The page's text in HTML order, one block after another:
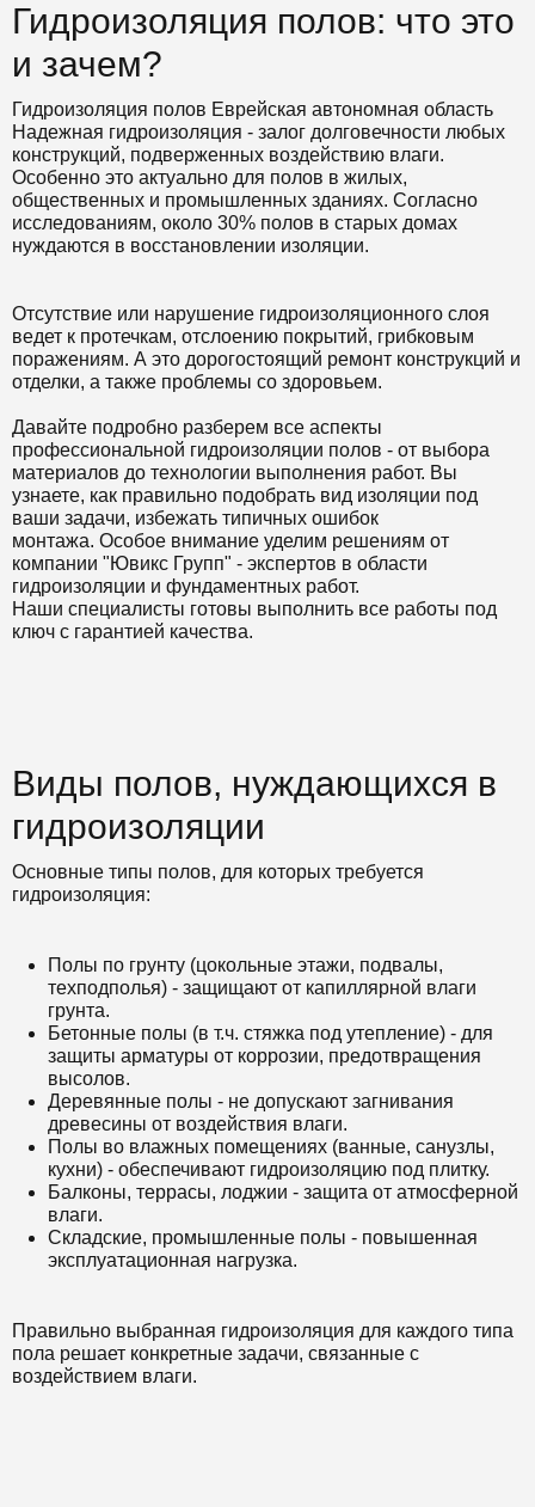
Гидроизоляция полов: что это
и зачем?
Гидроизоляция полов Еврейская автономная область
Надежная гидроизоляция - залог долговечности любых
конструкций, подверженных воздействию влаги.
Особенно это актуально для полов в жилых,
общественных и промышленных зданиях. Согласно
исследованиям, около 30% полов в старых домах
нуждаются в восстановлении изоляции.
Отсутствие или нарушение гидроизоляционного слоя
ведет к протечкам, отслоению покрытий, грибковым
поражениям. А это дорогостоящий ремонт конструкций и
отделки, а также проблемы со здоровьем.
Давайте подробно разберем все аспекты
профессиональной гидроизоляции полов - от выбора
материалов до технологии выполнения работ. Вы
узнаете, как правильно подобрать вид изоляции под
ваши задачи, избежать типичных ошибок
монтажа. Особое внимание уделим решениям от
компании "Ювикс Групп" - экспертов в области
гидроизоляции и фундаментных работ.
Наши специалисты готовы выполнить все работы под
ключ с гарантией качества.
Виды полов, нуждающихся в
гидроизоляции
Основные типы полов, для которых требуется
гидроизоляция:
Полы по грунту (цокольные этажи, подвалы,
техподполья) - защищают от капиллярной влаги
грунта.
Бетонные полы (в т.ч. стяжка под утепление) - для
защиты арматуры от коррозии, предотвращения
высолов.
Деревянные полы - не допускают загнивания
древесины от воздействия влаги.
Полы во влажных помещениях (ванные, санузлы,
кухни) - обеспечивают гидроизоляцию под плитку.
Балконы, террасы, лоджии - защита от атмосферной
влаги.
Складские, промышленные полы - повышенная
эксплуатационная нагрузка.
Правильно выбранная гидроизоляция для каждого типа
пола решает конкретные задачи, связанные с
воздействием влаги.